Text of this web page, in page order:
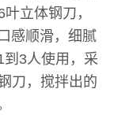
立体钢刀，
感顺滑，细腻
3人使用，采
刀，搅拌出的